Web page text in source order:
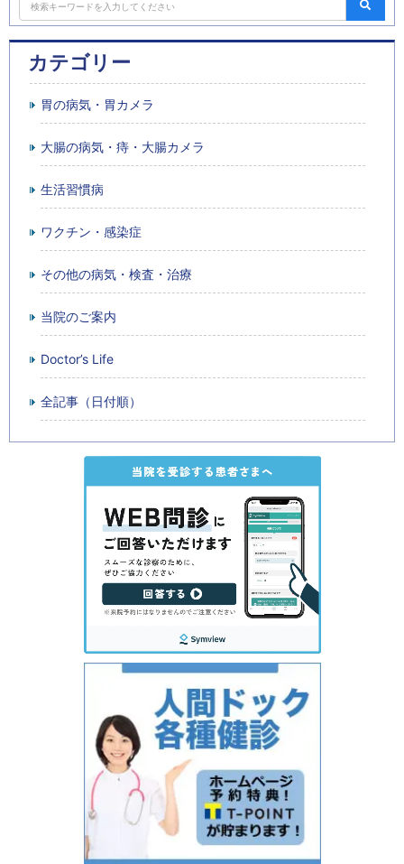
カテゴリー
胃の病気・胃カメラ
大腸の病気・痔・大腸カメラ
生活習慣病
ワクチン・感染症
その他の病気・検査・治療
当院のご案内
Doctor’s Life
全記事（日付順）